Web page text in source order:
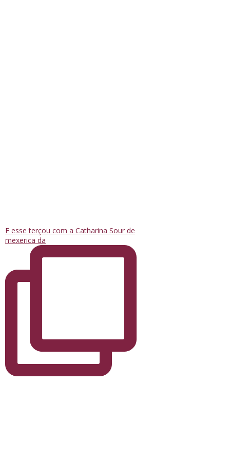
E esse terçou com a Catharina Sour de
mexerica da